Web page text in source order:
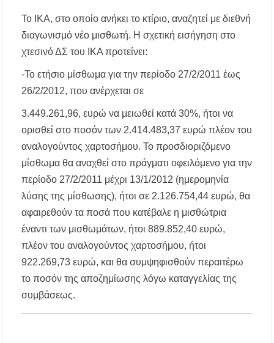
Συναγερμός στον Στανό Χαλκιδικής: Απόπειρα
τηλεφωνικής εξαπάτησης ανηλίκου – Έκκληση
προς όλους τους γονείς
Δράση περισυλλογής αδέσποτων ζώων στα
Πυργαδίκια Χαλκιδικής στις 12 Αυγούστου
Λαϊκές μελωδίες στην πλατεία του Πολυγύρου
με την ορχήστρα «Το Λαϊκόν»
Υποχρεωτικά μέσω τράπεζας τα ενοίκια από
την 1η Οκτωβρίου 2026 – Τι αλλάζει για
ιδιοκτήτες και ενοικιαστές
Έως 30.000 ευρώ επιδότηση για αγορά
ηλεκτρικού οχήματος – Ποιοι είναι οι
δικαιούχοι
Κυνήγι 2026-2027: Πότε ανοίγει η κυνηγετική
περίοδος και πόσο κοστίζει η άδεια θήρας
ΑΝ.ΕΤ.ΧΑ.: Παρατείνεται η προθεσμία
υποβολής προτάσεων στο πλαίσιο του LEADER
Το ΙΚΑ, στο οποίο ανήκει το κτίριο, αναζητεί με διεθνή
διαγωνισμό νέο μισθωτή. Η σχετική εισήγηση στο
χτεσινό ΔΣ του ΙΚΑ προτείνει:
-To ετήσιο μίσθωμα για την περίοδο 27/2/2011 έως
26/2/2012, που ανέρχεται σε
3.449.261,96, ευρώ να μειωθεί κατά 30%, ήτοι να
ορισθεί στο ποσόν των 2.414.483,37 ευρώ πλέον του
αναλογούντος χαρτοσήμου. Το προσδιοριζόμενο
μίσθωμα θα αναχθεί στο πράγματι οφειλόμενο για την
περίοδο 27/2/2011 μέχρι 13/1/2012 (ημερομηνία
λύσης της μίσθωσης), ήτοι σε 2.126.754,44 ευρώ, θα
αφαιρεθούν τα ποσά που κατέβαλε η μισθώτρια
έναντι των μισθωμάτων, ήτοι 889.852,40 ευρώ,
πλέον του αναλογούντος χαρτοσήμου, ήτοι
922.269,73 ευρώ, και θα συμψηφισθούν περαιτέρω
το ποσόν της αποζημίωσης λόγω καταγγελίας της
συμβάσεως.